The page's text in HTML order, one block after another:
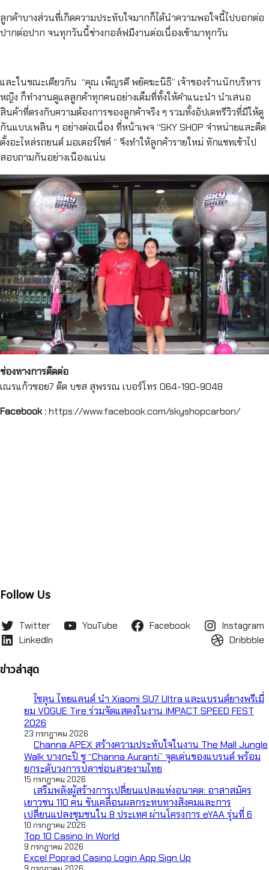
ลูกค้าบางส่วนที่เกิดความประทับใจมากก็ได้นำความพอใจนี้ไปบอกต่อ
ปากต่อปาก จนทุกวันนี้ช่างกอล์ฟมีงานต่อเนื่องเข้ามาทุกวัน
และในขณะเดียวกัน “คุณ เพ็ญรดี พยัคฆะนิธิ” เจ้าของร้านนักบริหาร
หญิง ก็ทำงานดูแลลูกค้าทุกคนอย่างเต็มที่ทั้งให้คำแนะนำ นำเสนอ
สินค้าที่ตรงกับความต้องการของลูกค้าจริง ๆ รวมทั้งอัปเดทรีวิวที่มีให้ดู
กันแบบเพลิน ๆ อย่างต่อเนื่อง ที่หน้าเพจ “SKY SHOP จำหน่ายและติด
ตั้งอะไหล่รถยนต์ มอเตอร์ไซค์ ” จึงทำให้ลูกค้ารายใหม่ ทักแชทเข้าไป
สอบถามกันอย่างเนืองแน่น
ช่องทางการติดต่อ
เณรแก้วซอย7 ติด บขส สุพรรณ เบอร์โทร 064-190-9048
Facebook :https://www.facebook.com/skyshopcarbon/
Follow Us
Twitter YouTube Facebook
Instagram
LinkedIn
Dribbble
ข่าวล่าสุด
ไซลุน ไทยแลนด์ นำ Xiaomi SU7 Ultra และแบรนด์ยางพรีเมี่
ยม VOGUE Tire ร่วมจัดแสดงในงาน IMPACT SPEED FEST
2026
23 กรกฎาคม 2026
Channa APEX สร้างความประทับใจในงาน The Mall Jungle
Walk บางกะปิ ชู “Channa Auranti” จุดเด่นของแบรนด์ พร้อม
ยกระดับวงการปลาช่อนสวยงามไทย
15 กรกฎาคม 2026
เสริมพลังผู้สร้างการเปลี่ยนแปลงแห่งอนาคต: อาสาสมัคร
เยาวชน 110 คน ขับเคลื่อนผลกระทบทางสังคมและการ
เปลี่ยนแปลงชุมชนใน 8 ประเทศ ผ่านโครงการ eYAA รุ่นที่ 6
10 กรกฎาคม 2026
Top 10 Casino In World
9 กรกฎาคม 2026
Excel Poprad Casino Login App Sign Up